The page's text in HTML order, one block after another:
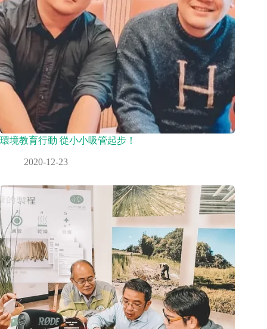
環境教育行動 從小小吸管起步！
2020-12-23